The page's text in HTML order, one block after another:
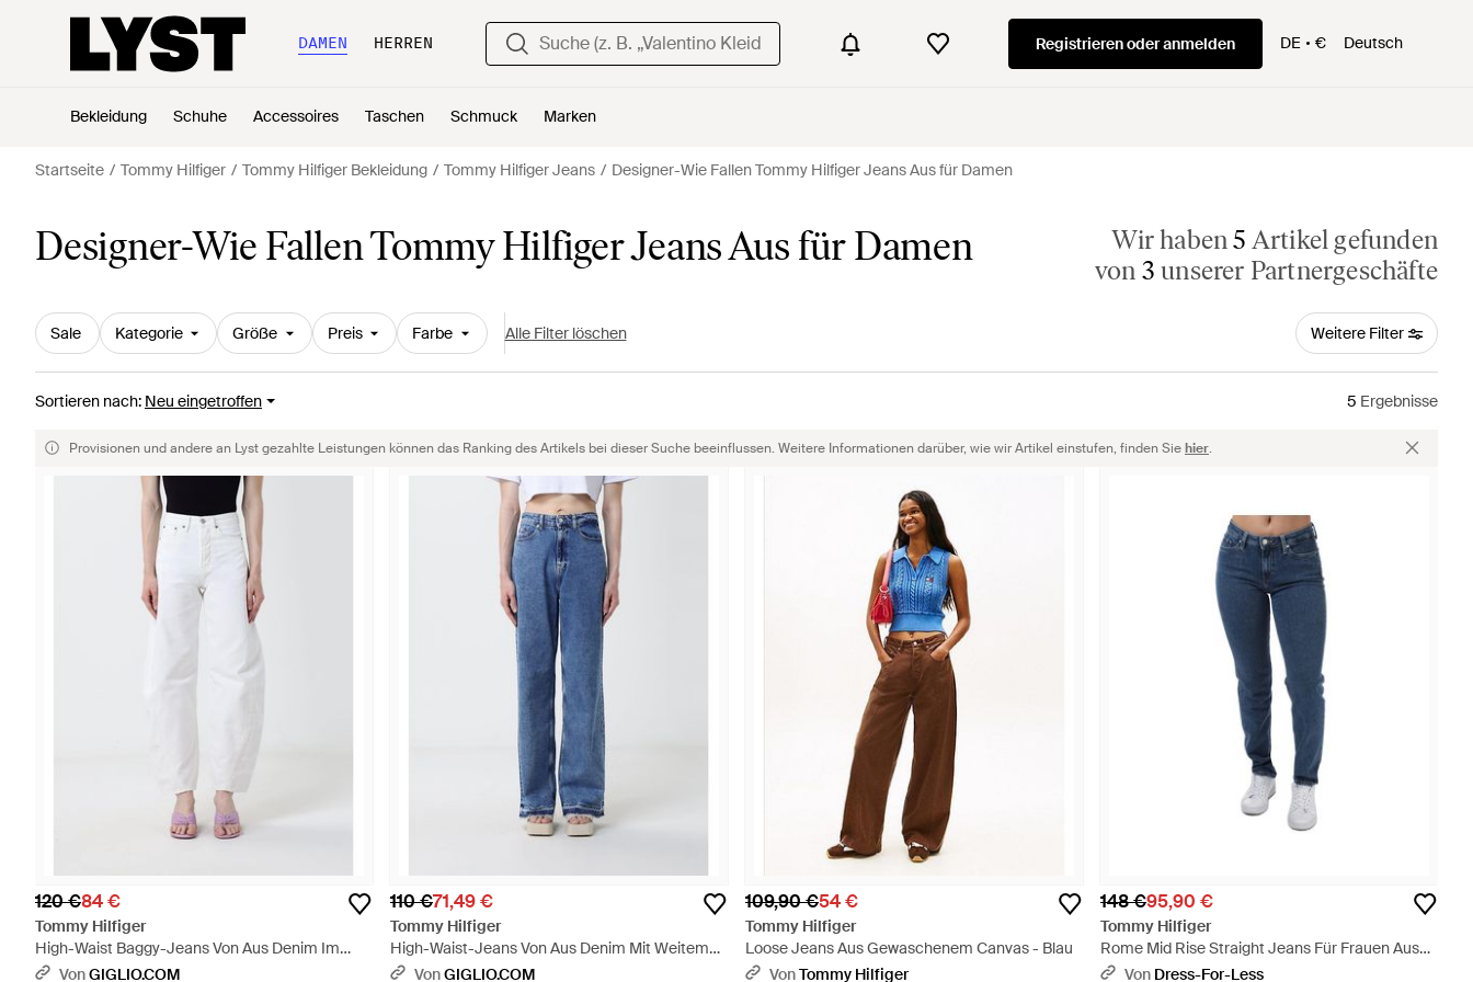
DAMEN HERREN Registrieren oder anmelden DE € Deutsch
Bekleidung Schuhe Accessoires Taschen Schmuck Marken
Startseite Tommy Hilfiger Tommy Hilfiger Bekleidung Tommy Hilfiger Jeans Designer-Wie Fallen Tommy Hilfiger Jeans Aus für Damen
Designer-Wie Fallen Tommy Hilfiger Jeans Aus für Damen Wir haben5 Artikel gefunden
von 3 unserer Partnergeschäfte
Sale Kategorie Größe Preis Farbe Alle Filter löschen Weitere Filter
Sortieren nach: Neu eingetroffen 5 Ergebnisse
Provisionen und andere an Lyst gezahlte Leistungen können das Ranking des Artikels bei dieser Suche beeinflussen. Weitere Informationen darüber, wie wir Artikel einstufen, finden Siehier.
120 €84 €
Tommy Hilfiger
High-Waist Baggy-Jeans Von Aus Denim Im
Five-Pocket-Design - Weiß
VonGIGLIO.COM
110 €71,49 €
Tommy Hilfiger
High-Waist-Jeans Von Aus Denim Mit Weitem
Bein Und Five-Pocket-Design - Blau
VonGIGLIO.COM
109,90 €54 €
Tommy Hilfiger
Loose Jeans Aus Gewaschenem Canvas - Blau
VonTommy Hilfiger
148 €95,90 €
Tommy Hilfiger
Rome Mid Rise Straight Jeans Für Frauen Aus
Denim - Blau
Von Dress-For-Less